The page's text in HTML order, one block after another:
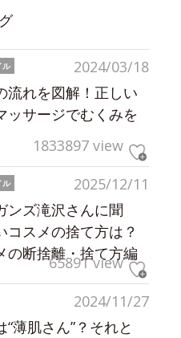
2024/03/18
ル
流れを図解！正しい
ッサージでむくみを
1833897 view
2025/12/11
ル
ンズ滝沢さんに聞
コスメの捨て方は？
の断捨離・捨て方編
65891 view
2024/11/27
“薄肌さん”？それと